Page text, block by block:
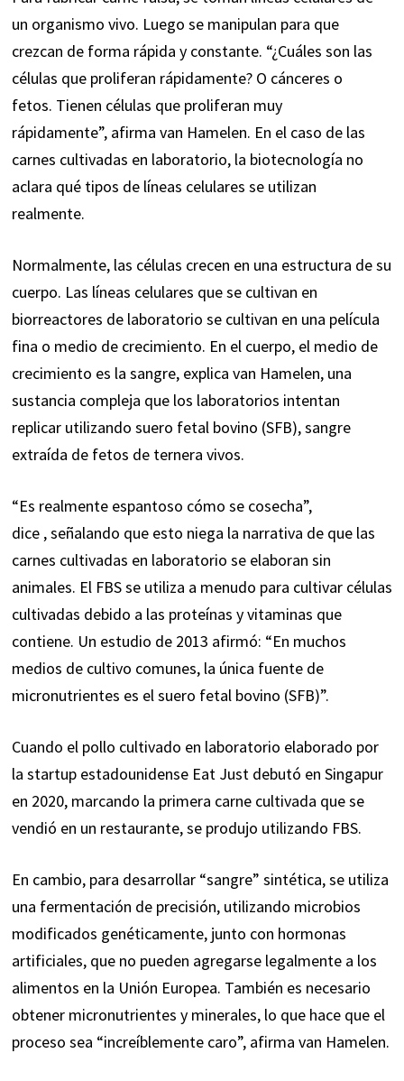
un organismo vivo. Luego se manipulan para que
crezcan de forma rápida y constante. “¿Cuáles son las
células que proliferan rápidamente? O cánceres o
fetos. Tienen células que proliferan muy
rápidamente”, afirma van Hamelen. En el caso de las
carnes cultivadas en laboratorio, la biotecnología no
aclara qué tipos de líneas celulares se utilizan
realmente.
Normalmente, las células crecen en una estructura de su
cuerpo. Las líneas celulares que se cultivan en
biorreactores de laboratorio se cultivan en una película
fina o medio de crecimiento. En el cuerpo, el medio de
crecimiento es la sangre, explica van Hamelen, una
sustancia compleja que los laboratorios intentan
replicar utilizando suero fetal bovino (SFB), sangre
extraída de fetos de ternera vivos.
“Es realmente espantoso cómo se cosecha”,
dice ,señalando que esto niega la narrativa de que las
carnes cultivadas en laboratorio se elaboran sin
animales. El FBS se utiliza a menudo para cultivar células
cultivadas debido a las proteínas y vitaminas que
contiene. Un estudio de 2013 afirmó: “En muchos
medios de cultivo comunes, la única fuente de
micronutrientes es el suero fetal bovino (SFB)”.
Cuando el pollo cultivado en laboratorio elaborado por
la startup estadounidense Eat Just debutó en Singapur
en 2020, marcando la primera carne cultivada que se
vendió en un restaurante, se produjo utilizando FBS.
En cambio, para desarrollar “sangre” sintética, se utiliza
una fermentación de precisión, utilizando microbios
modificados genéticamente, junto con hormonas
artificiales, que no pueden agregarse legalmente a los
alimentos en la Unión Europea. También es necesario
obtener micronutrientes y minerales, lo que hace que el
proceso sea “increíblemente caro”, afirma van Hamelen.